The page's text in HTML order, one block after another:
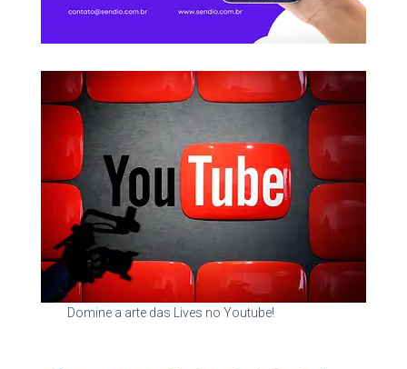
Domine a arte das Lives no Youtube!